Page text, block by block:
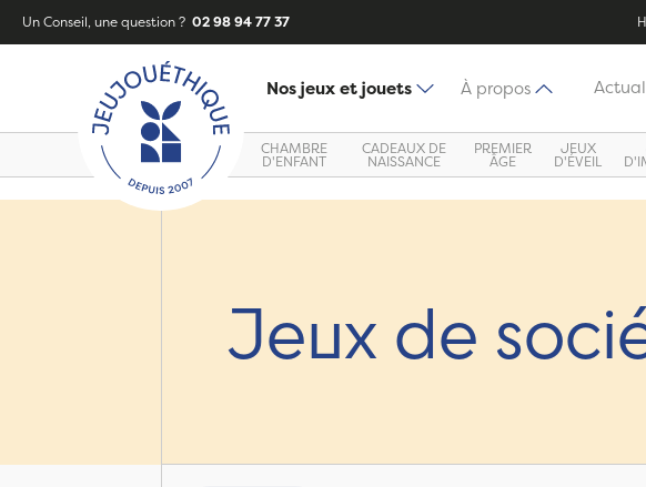
Un Conseil, une question ? 02 98 94 77 37
Nos jeux et jouets À propos
CHAMBRE
D'ENFANT
CADEAUX DE
NAISSANCE
PREMIER
ÂGE
JEUX
D'ÉVEIL
Jeux de